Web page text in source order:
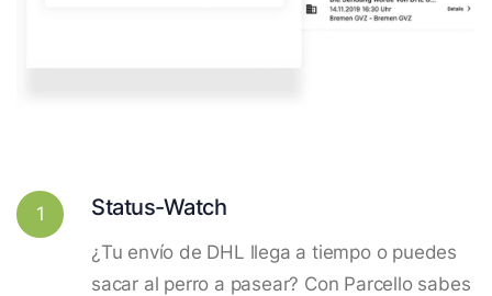
1 Status-Watch
¿Tu envío de DHL llega a tiempo o puedes
sacar al perro a pasear? Con Parcello sabes